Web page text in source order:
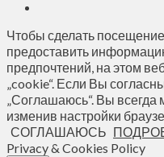
Чтобы сделать
предоставить
предпочтений, на этом
„cookie“. Если Вы
„Соглашаюсь“. Вы всегда
изменив настройки
СОГЛАШАЮСЬ
Privacy & Cookies Policy